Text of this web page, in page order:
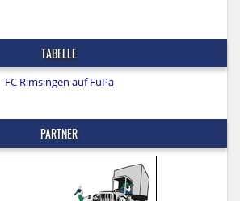
TABELLE
FC Rimsingen auf FuPa
PARTNER